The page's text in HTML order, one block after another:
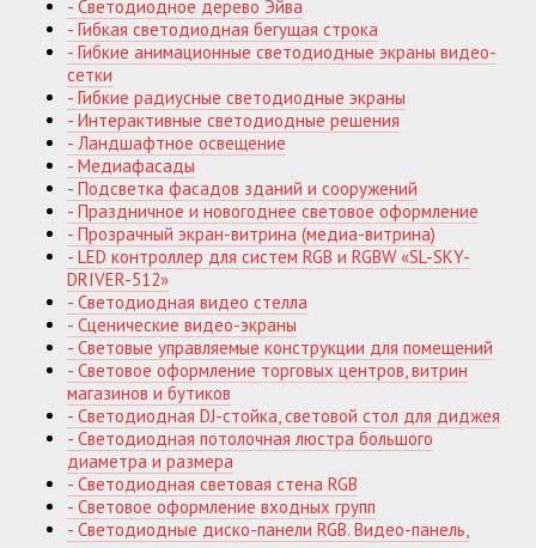
- Светодиодное дерево Эйва
- Гибкая светодиодная бегущая строка
- Гибкие анимационные светодиодные экраны видео-
сетки
- Гибкие радиусные светодиодные экраны
- Интерактивные светодиодные решения
- Ландшафтное освещение
- Медиафасады
- Подсветка фасадов зданий и сооружений
- Праздничное и новогоднее световое оформление
- Прозрачный экран-витрина (медиа-витрина)
- LED контроллер для систем RGB и RGBW «SL-SKY-
DRIVER-512»
- Светодиодная видео стелла
- Сценические видео-экраны
- Световые управляемые конструкции для помещений
- Световое оформление торговых центров, витрин
магазинов и бутиков
- Светодиодная DJ-стойка, световой стол для диджея
- Светодиодная потолочная люстра большого
диаметра и размера
- Светодиодная световая стена RGB
- Световое оформление входных групп
- Светодиодные диско-панели RGB. Видео-панель,